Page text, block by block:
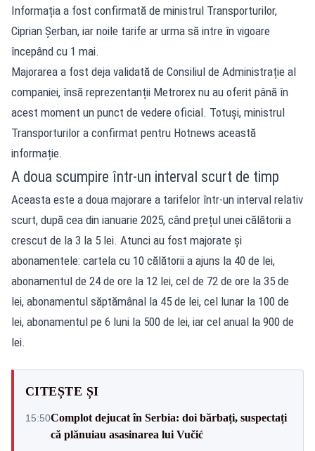
Informația a fost confirmată de ministrul Transporturilor,
Ciprian Șerban, iar noile tarife ar urma să intre în vigoare
începând cu 1 mai.
Majorarea a fost deja validată de Consiliul de Administrație al
companiei, însă reprezentanții Metrorex nu au oferit până în
acest moment un punct de vedere oficial. Totuși, ministrul
Transporturilor a confirmat pentru Hotnews această
informație.
A doua scumpire într-un interval scurt de timp
Aceasta este a doua majorare a tarifelor într-un interval relativ
scurt, după cea din ianuarie 2025, când prețul unei călătorii a
crescut de la 3 la 5 lei. Atunci au fost majorate și
abonamentele: cartela cu 10 călătorii a ajuns la 40 de lei,
abonamentul de 24 de ore la 12 lei, cel de 72 de ore la 35 de
lei, abonamentul săptămânal la 45 de lei, cel lunar la 100 de
lei, abonamentul pe 6 luni la 500 de lei, iar cel anual la 900 de
lei.
CITEȘTE ȘI
15:50Complot dejucat în Serbia: doi bărbați, suspectați
că plănuiau asasinarea lui Vučić